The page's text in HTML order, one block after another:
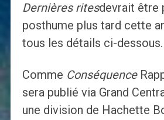
Dernières ritesdevrait être
posthume plus tard cette
tous les détails ci-dessous.
Comme Conséquence
sera publié via Grand
une division de Hachette